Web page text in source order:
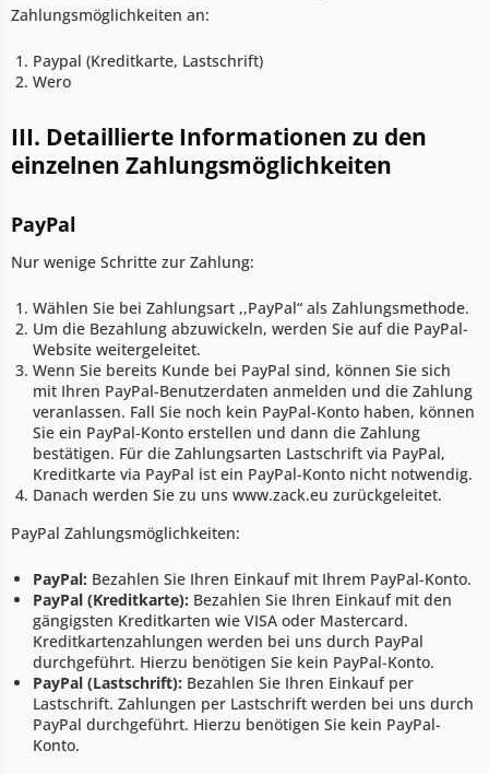
Zahlungsmöglichkeiten an:
Paypal (Kreditkarte, Lastschrift)
Wero
III. Detaillierte Informationen zu den
einzelnen Zahlungsmöglichkeiten
PayPal
Nur wenige Schritte zur Zahlung:
Wählen Sie bei Zahlungsart ,,PayPal“ als Zahlungsmethode.
Um die Bezahlung abzuwickeln, werden Sie auf die PayPal-
Website weitergeleitet.
Wenn Sie bereits Kunde bei PayPal sind, können Sie sich
mit Ihren PayPal-Benutzerdaten anmelden und die Zahlung
veranlassen. Fall Sie noch kein PayPal-Konto haben, können
Sie ein PayPal-Konto erstellen und dann die Zahlung
bestätigen. Für die Zahlungsarten Lastschrift via PayPal,
Kreditkarte via PayPal ist ein PayPal-Konto nicht notwendig.
Danach werden Sie zu uns www.zack.eu zurückgeleitet.
PayPal Zahlungsmöglichkeiten:
PayPal: Bezahlen Sie Ihren Einkauf mit Ihrem PayPal-Konto.
PayPal (Kreditkarte): Bezahlen Sie Ihren Einkauf mit den
gängigsten Kreditkarten wie VISA oder Mastercard.
Kreditkartenzahlungen werden bei uns durch PayPal
durchgeführt. Hierzu benötigen Sie kein PayPal-Konto.
PayPal (Lastschrift): Bezahlen Sie Ihren Einkauf per
Lastschrift. Zahlungen per Lastschrift werden bei uns durch
PayPal durchgeführt. Hierzu benötigen Sie kein PayPal-
Konto.